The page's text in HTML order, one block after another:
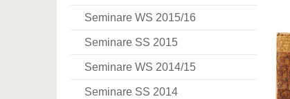
Seminare WS 2015/16
Seminare SS 2015
Seminare WS 2014/15
Seminare SS 2014